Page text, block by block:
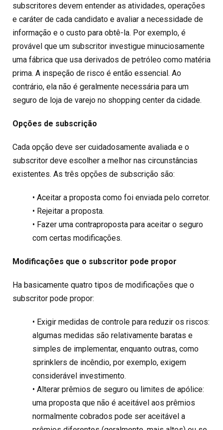
subscritores devem entender as atividades, operações
e caráter de cada candidato e avaliar a necessidade de
informação e o custo para obtê-la. Por exemplo, é
provável que um subscritor investigue minuciosamente
uma fábrica que usa derivados de petróleo como matéria
prima. A inspeção de risco é então essencial. Ao
contrário, ela não é geralmente necessária para um
seguro de loja de varejo no shopping center da cidade.
Opções de subscrição
Cada opção deve ser cuidadosamente avaliada e o
subscritor deve escolher a melhor nas circunstâncias
existentes. As três opções de subscrição são:
• Aceitar a proposta como foi enviada pelo corretor.
• Rejeitar a proposta.
• Fazer uma contraproposta para aceitar o seguro
com certas modificações.
Modificações que o subscritor pode propor
Ha basicamente quatro tipos de modificações que o
subscritor pode propor:
• Exigir medidas de controle para reduzir os riscos:
algumas medidas são relativamente baratas e
simples de implementar, enquanto outras, como
sprinklers de incêndio, por exemplo, exigem
considerável investimento.
• Alterar prêmios de seguro ou limites de apólice:
uma proposta que não é aceitável aos prêmios
normalmente cobrados pode ser aceitável a